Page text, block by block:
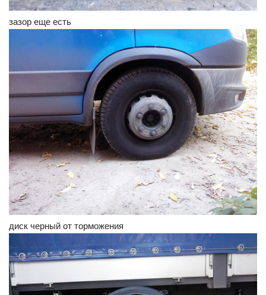
зазор еще есть
диск черный от торможения